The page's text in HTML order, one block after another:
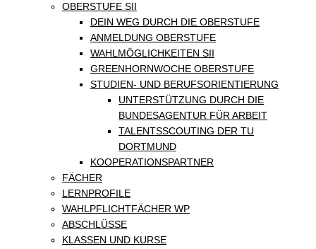
OBERSTUFE SII
DEIN WEG DURCH DIE OBERSTUFE
ANMELDUNG OBERSTUFE
WAHLMÖGLICHKEITEN SII
GREENHORNWOCHE OBERSTUFE
STUDIEN- UND BERUFSORIENTIERUNG
UNTERSTÜTZUNG DURCH DIE
BUNDESAGENTUR FÜR ARBEIT
TALENTSSCOUTING DER TU
DORTMUND
KOOPERATIONSPARTNER
FÄCHER
LERNPROFILE
WAHLPFLICHTFÄCHER WP
ABSCHLÜSSE
KLASSEN UND KURSE